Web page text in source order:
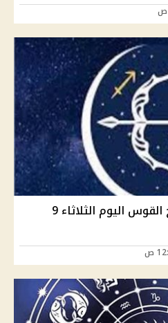
فرص كثيرة بالنسبة لـ برج القوس اليوم الثلاثاء 9